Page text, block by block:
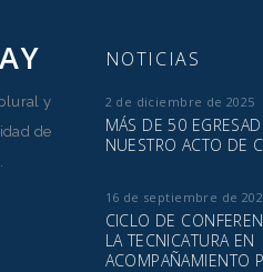
y
de
NOTICIAS
2 de diciembre de 2025
MÁS DE 50
NUESTRO ACTO DE
16 de septiembre de
CICLO DE
LA TECNICATURA EN
ACOMPAÑAMIENTO